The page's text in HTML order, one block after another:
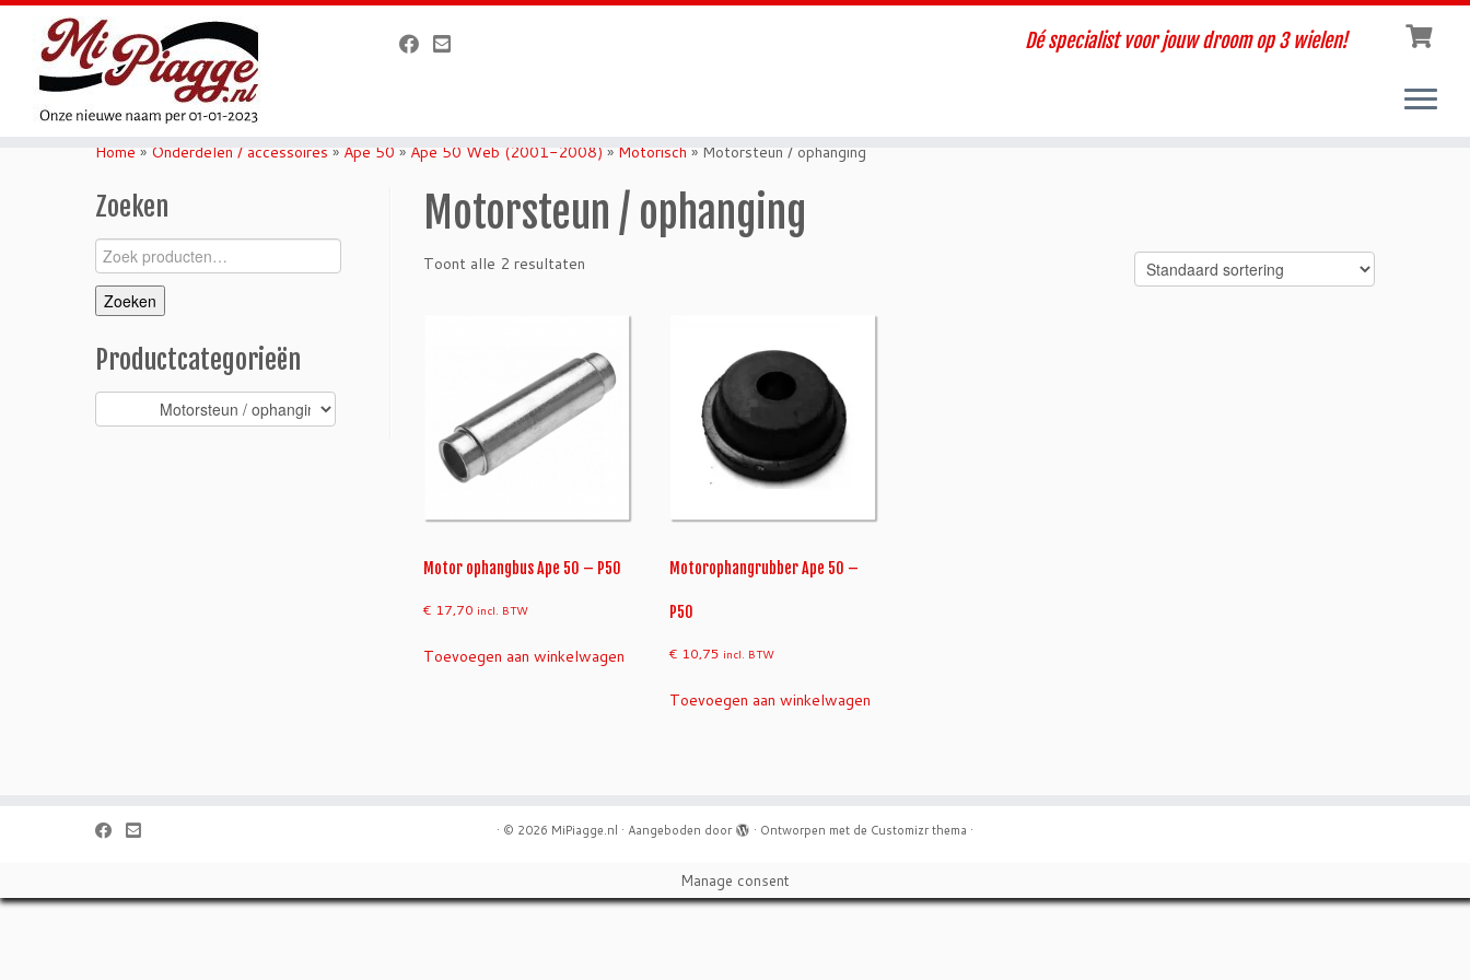
Dé specialist voor jouw droom op 3 wielen!
Home » Onderdelen / accessoires » Ape 50 » Ape 50 Web (2001-2008) » Motorisch » Motorsteun / ophanging
Zoeken
Zoeken
naar:
Zoeken
Productcategorieën
Motorsteun / ophanging
Toont alle 2 resultaten
Motor ophangbus Ape 50 – P50
€ 17,70 incl. BTW
Toevoegen aan winkelwagen
Motorophangrubber Ape 50 –
P50
€ 10,75 incl. BTW
Toevoegen aan winkelwagen
· © 2026 MiPiagge.nl · Aangeboden door · Ontworpen met de Customizr thema ·
Manage consent